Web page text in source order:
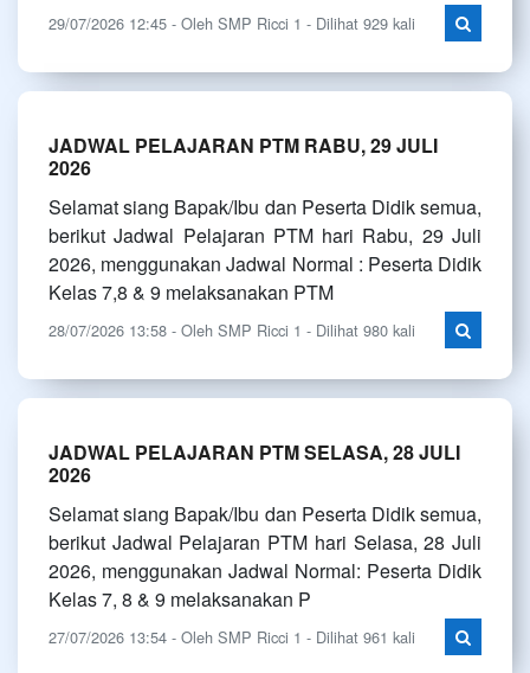
29/07/2026 12:45 - Oleh SMP Ricci 1 - Dilihat 929 kali
JADWAL PELAJARAN PTM RABU, 29 JULI
2026
Selamat siang Bapak/Ibu dan Peserta Didik semua,
berikut Jadwal Pelajaran PTM hari Rabu, 29 Juli
2026, menggunakan Jadwal Normal : Peserta Didik
Kelas 7,8 & 9 melaksanakan PTM
28/07/2026 13:58 - Oleh SMP Ricci 1 - Dilihat 980 kali
JADWAL PELAJARAN PTM SELASA, 28 JULI
2026
Selamat siang Bapak/Ibu dan Peserta Didik semua,
berikut Jadwal Pelajaran PTM hari Selasa, 28 Juli
2026, menggunakan Jadwal Normal: Peserta Didik
Kelas 7, 8 & 9 melaksanakan P
27/07/2026 13:54 - Oleh SMP Ricci 1 - Dilihat 961 kali